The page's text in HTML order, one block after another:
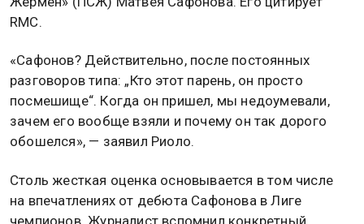
RMC.
«Сафонов? Действительно, после постоянных
разговоров типа: „Кто этот парень, он просто
посмешище“. Когда он пришел, мы недоумевали,
зачем его вообще взяли и почему он так дорого
обошелся», — заявил Риоло.
Столь жесткая оценка основывается в том числе
на впечатлениях от дебюта Сафонова в Лиге
чемпионов. Журналист вспомнил конкретный